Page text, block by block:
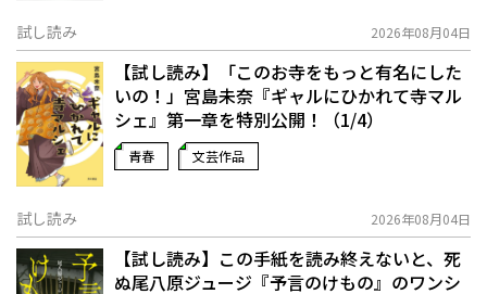
試し読み 2026年08月04日
【試し読み】「このお寺をもっと有名にした
いの！」宮島未奈『ギャルにひかれて寺マル
シェ』第一章を特別公開！（1/4）
青春 文芸作品
試し読み 2026年08月04日
【試し読み】この手紙を読み終えないと、死
ぬ――尾八原ジュージ『予言のけもの』のワンシ